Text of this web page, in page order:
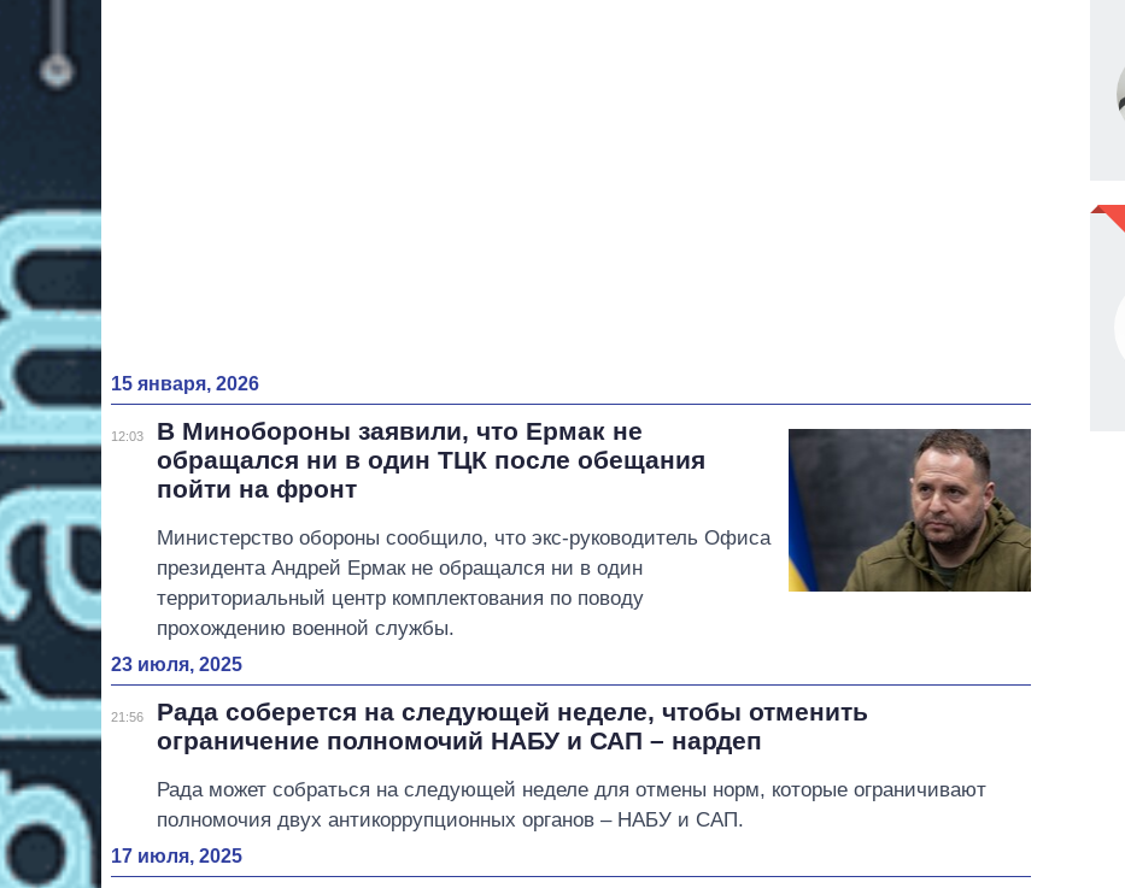
15 января, 2026
12:03
В Минобороны заявили, что Ермак не
обращался ни в один ТЦК после обещания
пойти на фронт
Министерство обороны сообщило, что экс-руководитель Офиса
президента Андрей Ермак не обращался ни в один
территориальный центр комплектования по поводу
прохождению военной службы.
23 июля, 2025
21:56
Рада соберется на следующей неделе, чтобы отменить
ограничение полномочий НАБУ и САП – нардеп
Рада может собраться на следующей неделе для отмены норм, которые ограничивают
полномочия двух антикоррупционных органов – НАБУ и САП.
17 июля, 2025
объектов всемирного наследия,
находящихся под угрозой